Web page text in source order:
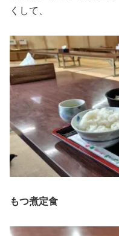
くして、
もつ煮定食